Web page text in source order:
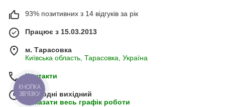
93% позитивних з 14 відгуків за рік
Працює з 15.03.2013
м. Тарасовка
Київська область, Тарасовка, Україна
Контакти
Сьогодні вихідний
Показати весь графік роботи
КНОПКА
ЗВ'ЯЗКУ